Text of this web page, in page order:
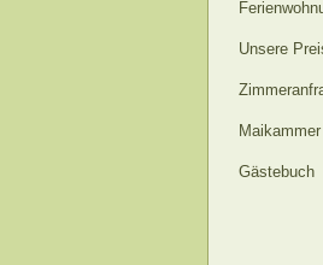
Unsere
Maikammer
Gästebuch